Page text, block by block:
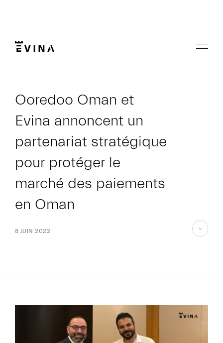
Menu
Ooredoo Oman et
Evina annoncent un
partenariat stratégique
pour protéger le
marché des paiements
en Oman
8 JUIN 2022